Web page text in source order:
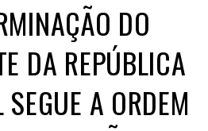
DO
DA REPÚBLICA
A ORDEM